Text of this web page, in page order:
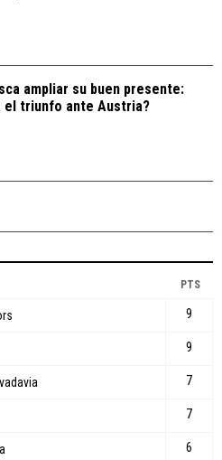
ampliar su buen presente:
el triunfo ante Austria?